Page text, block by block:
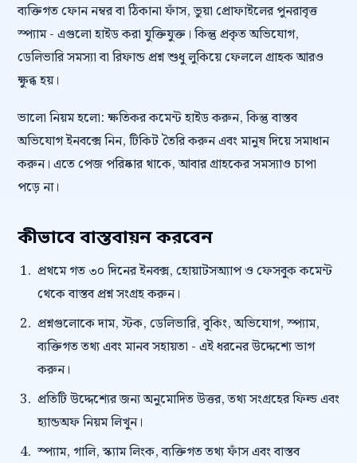
ব্যক্তিগত ফোন নম্বর বা ঠিকানা ফাঁস, ভুয়া প্রোফাইলের পুনরাবৃত্ত
স্প্যাম - এগুলো হাইড করা যুক্তিযুক্ত। কিন্তু প্রকৃত অভিযোগ,
ডেলিভারি সমস্যা বা রিফান্ড প্রশ্ন শুধু লুকিয়ে ফেললে গ্রাহক আরও
ক্ষুব্ধ হয়।
ভালো নিয়ম হলো: ক্ষতিকর কমেন্ট হাইড করুন, কিন্তু বাস্তব
অভিযোগ ইনবক্সে নিন, টিকিট তৈরি করুন এবং মানুষ দিয়ে সমাধান
করুন। এতে পেজ পরিষ্কার থাকে, আবার গ্রাহকের সমস্যাও চাপা
পড়ে না।
কীভাবে বাস্তবায়ন করবেন
প্রথমে গত ৩০ দিনের ইনবক্স, হোয়াটসঅ্যাপ ও ফেসবুক কমেন্ট
থেকে বাস্তব প্রশ্ন সংগ্রহ করুন।
প্রশ্নগুলোকে দাম, স্টক, ডেলিভারি, বুকিং, অভিযোগ, স্প্যাম,
ব্যক্তিগত তথ্য এবং মানব সহায়তা - এই ধরনের উদ্দেশ্যে ভাগ
করুন।
প্রতিটি উদ্দেশ্যের জন্য অনুমোদিত উত্তর, তথ্য সংগ্রহের ফিল্ড এবং
হ্যান্ডঅফ নিয়ম লিখুন।
স্প্যাম, গালি, স্ক্যাম লিংক, ব্যক্তিগত তথ্য ফাঁস এবং বাস্তব